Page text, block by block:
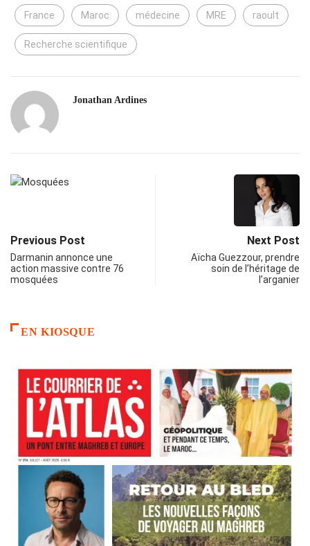
France Maroc médecine MRE raoult
Recherche scientifique
Jonathan Ardines
Previous Post
Darmanin annonce une
action massive contre 76
mosquées
Next Post
Aïcha Guezzour, prendre
soin de l’héritage de
l’arganier
EN KIOSQUE